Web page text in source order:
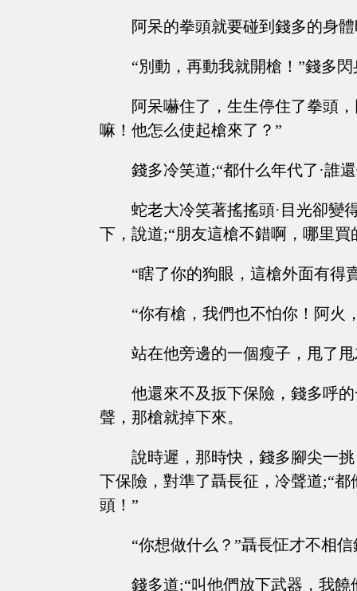
阿呆的拳頭就要碰到錢多的身
“別動，再動我就開槍！”錢多
阿呆嚇住了，生生停住了拳頭
嘛！他怎么使起槍來了？”
錢多冷笑道;“都什么年代了·誰
蛇老大冷笑著搖搖頭·目光卻變
下，說道;“朋友這槍不錯啊，哪里買
“瞎了你的狗眼，這槍外面有得
“你有槍，我們也不怕你！阿火
站在他旁邊的一個瘦子，甩了
他還來不及扳下保險，錢多呼
聲，那槍就掉下來。
說時遲，那時快，錢多腳尖一
下保險，對準了聶長征，冷聲道;“
頭！”
“你想做什么？”聶長怔才不相
錢多道;“叫他們放下武器，我饒